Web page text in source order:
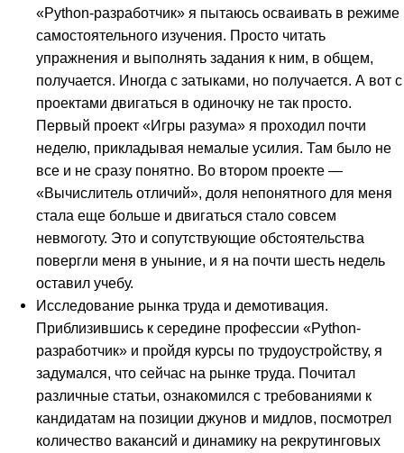
«Python-разработчик» я пытаюсь осваивать в режиме
самостоятельного изучения. Просто читать
упражнения и выполнять задания к ним, в общем,
получается. Иногда с затыками, но получается. А вот с
проектами двигаться в одиночку не так просто.
Первый проект «Игры разума» я проходил почти
неделю, прикладывая немалые усилия. Там было не
все и не сразу понятно. Во втором проекте —
«Вычислитель отличий», доля непонятного для меня
стала еще больше и двигаться стало совсем
невмоготу. Это и сопутствующие обстоятельства
повергли меня в уныние, и я на почти шесть недель
оставил учебу.
Исследование рынка труда и демотивация.
Приблизившись к середине профессии «Python-
разработчик» и пройдя курсы по трудоустройству, я
задумался, что сейчас на рынке труда. Почитал
различные статьи, ознакомился с требованиями к
кандидатам на позиции джунов и мидлов, посмотрел
количество вакансий и динамику на рекрутинговых